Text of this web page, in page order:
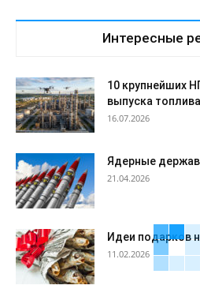
Интересные
10 крупнейших
выпуска
16.07.2026
Ядерные
21.04.2026
Идеи подарков
11.02.2026